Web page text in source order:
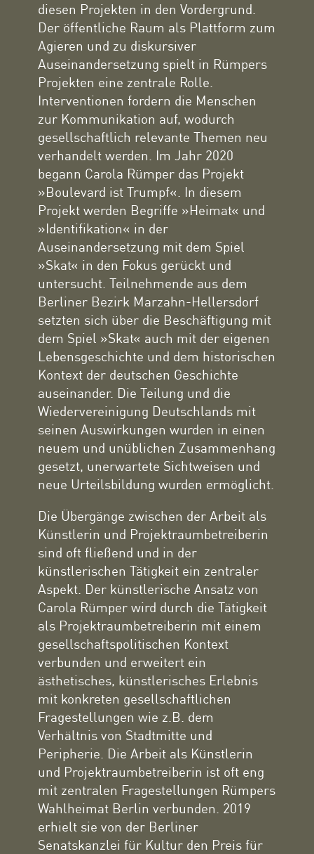
diesen Projekten in den Vordergrund.
Der öffentliche Raum als Plattform zum
Agieren und zu diskursiver
Auseinandersetzung spielt in Rümpers
Projekten eine zentrale Rolle.
Interventionen fordern die Menschen
zur Kommunikation auf, wodurch
gesellschaftlich relevante Themen neu
verhandelt werden. Im Jahr 2020
begann Carola Rümper das Projekt
»Boulevard ist Trumpf«. In diesem
Projekt werden Begriffe »Heimat« und
»Identifikation« in der
Auseinandersetzung mit dem Spiel
»Skat« in den Fokus gerückt und
untersucht. Teilnehmende aus dem
Berliner Bezirk Marzahn-Hellersdorf
setzten sich über die Beschäftigung mit
dem Spiel »Skat« auch mit der eigenen
Lebensgeschichte und dem historischen
Kontext der deutschen Geschichte
auseinander. Die Teilung und die
Wiedervereinigung Deutschlands mit
seinen Auswirkungen wurden in einen
neuem und unüblichen Zusammenhang
gesetzt, unerwartete Sichtweisen und
neue Urteilsbildung wurden ermöglicht.
Die Übergänge zwischen der Arbeit als
Künstlerin und Projektraumbetreiberin
sind oft fließend und in der
künstlerischen Tätigkeit ein zentraler
Aspekt. Der künstlerische Ansatz von
Carola Rümper wird durch die Tätigkeit
als Projektraumbetreiberin mit einem
gesellschaftspolitischen Kontext
verbunden und erweitert ein
ästhetisches, künstlerisches Erlebnis
mit konkreten gesellschaftlichen
Fragestellungen wie z.B. dem
Verhältnis von Stadtmitte und
Peripherie. Die Arbeit als Künstlerin
und Projektraumbetreiberin ist oft eng
mit zentralen Fragestellungen Rümpers
Wahlheimat Berlin verbunden. 2019
erhielt sie von der Berliner
Senatskanzlei für Kultur den Preis für